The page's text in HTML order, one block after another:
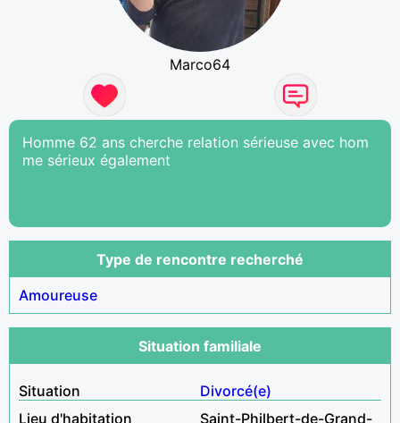
Marco64
Homme 62 ans cherche relation sérieuse avec hom
me sérieux également
Type de rencontre recherché
Amoureuse
Situation familiale
Situation
Divorcé(e)
Lieu d'habitation
Saint-Philbert-de-Grand-